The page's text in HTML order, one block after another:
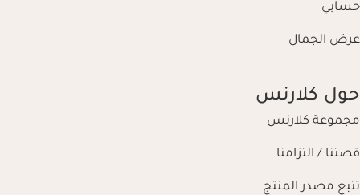
حسابي
عرض الجمال
حول كلارنس
مجموعة كلارنس
قصتنا / التزامنا
تتبع مصدر المنتج